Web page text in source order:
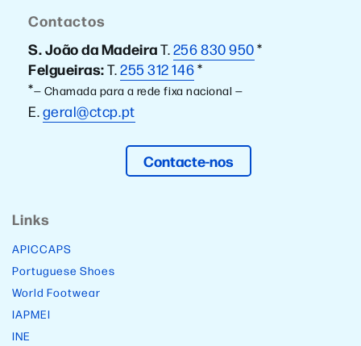
Contactos
S. João da MadeiraT.256 830 950*
Felgueiras:T.255 312 146*
*— Chamada para a rede fixa nacional —
E.geral@ctcp.pt
Contacte-nos
Links
APICCAPS
Portuguese Shoes
World Footwear
IAPMEI
INE